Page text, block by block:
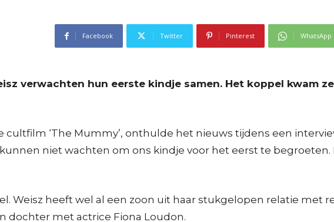
Facebook Twitter Pinterest WhatsApp
verwachten hun eerste kindje samen. Het koppel kwam
cultfilm ‘The Mummy’, onthulde het nieuws tijdens een
kunnen niet wachten om ons kindje voor het eerst te
Weisz heeft wel al een zoon uit haar stukgelopen relatie met
dochter met actrice Fiona Loudon.